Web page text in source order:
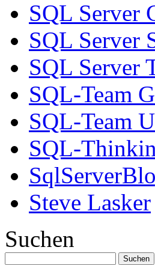
SQL Server
SQL Server
SQL Server
SQL-Team
SQL-Team
SQL-
Steve Lasker
Suchen